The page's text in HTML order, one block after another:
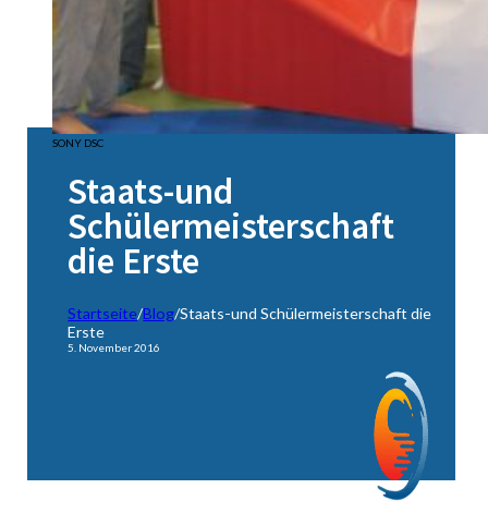
SONY DSC
Staats-und
Schülermeisterschaft
die Erste
Startseite/Blog/Staats-und Schülermeisterschaft die
Erste
5. November 2016